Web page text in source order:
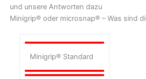
und unsere Antworten dazu
Minigrip® oder microsnap® – Was sind
Minigrip® Standard